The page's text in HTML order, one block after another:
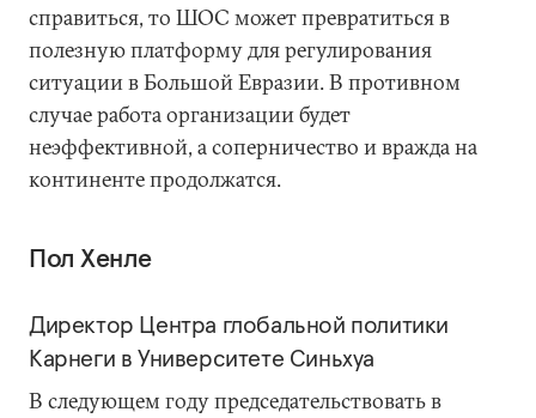
справиться, то ШОС может превратиться в
полезную платформу для регулирования
ситуации в Большой Евразии. В противном
случае работа организации будет
неэффективной, а соперничество и вражда на
континенте продолжатся.
Пол Хенле
Директор Центра глобальной политики
Карнеги в Университете Синьхуа
В следующем году председательствовать в